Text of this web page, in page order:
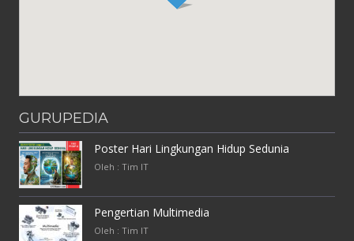
GURUPEDIA
Poster Hari Lingkungan Hidup Sedunia
Oleh : Tim IT
Pengertian Multimedia
Oleh : Tim IT